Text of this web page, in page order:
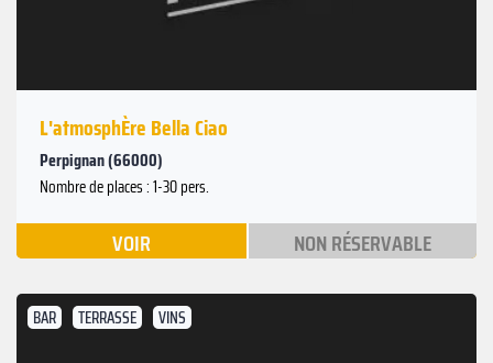
L'atmosphÈre Bella Ciao
Perpignan (66000)
Nombre de places : 1-30 pers.
VOIR NON RÉSERVABLE
BAR TERRASSE VINS